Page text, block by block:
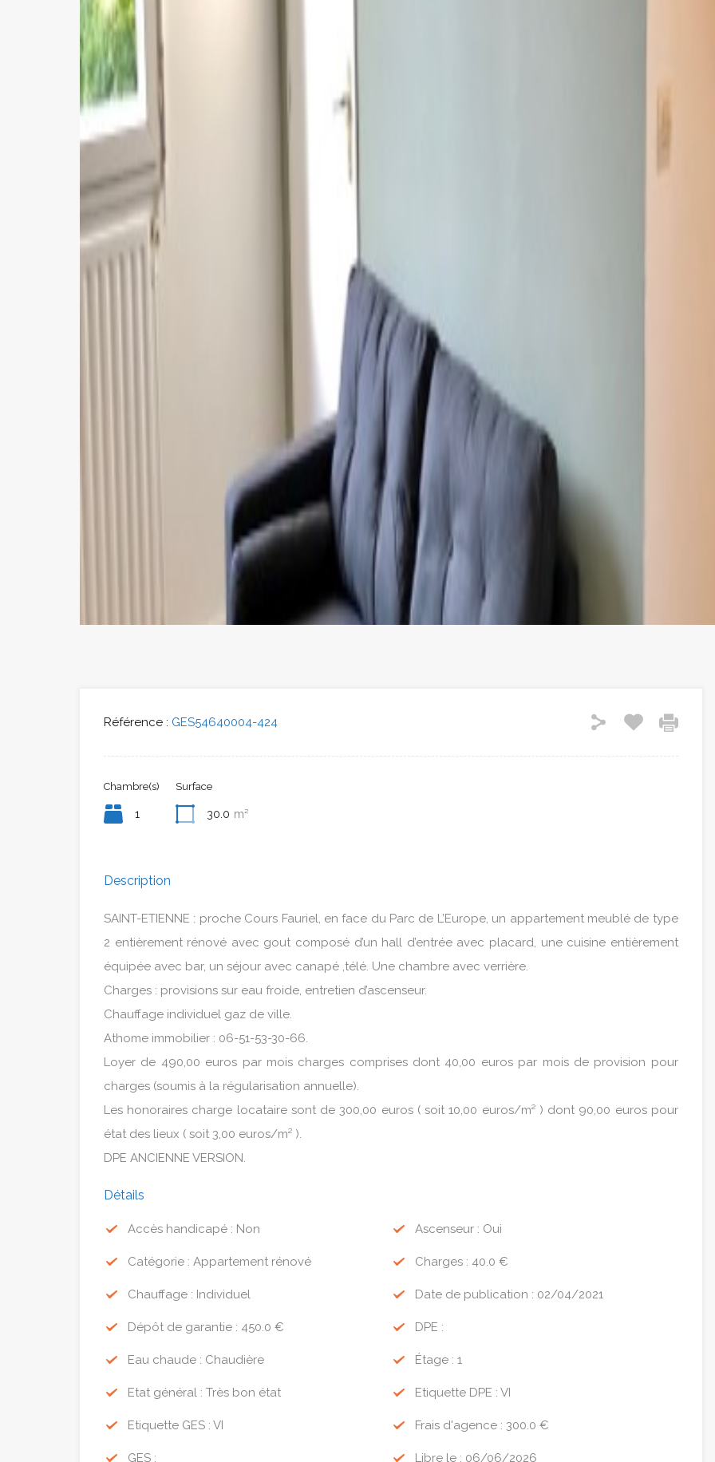
Référence : GES54640004-424
Chambre(s)
1
Surface
30.0 m²
Description
SAINT-ETIENNE : proche Cours Fauriel, en face du Parc de L’Europe, un appartement meublé de type
2 entièrement rénové avec gout composé d’un hall d’entrée avec placard, une cuisine entièrement
équipée avec bar, un séjour avec canapé ,télé. Une chambre avec verrière.
Charges : provisions sur eau froide, entretien d’ascenseur.
Chauffage individuel gaz de ville.
Athome immobilier : 06-51-53-30-66.
Loyer de 490,00 euros par mois charges comprises dont 40,00 euros par mois de provision pour
charges (soumis à la régularisation annuelle).
Les honoraires charge locataire sont de 300,00 euros ( soit 10,00 euros/m² ) dont 90,00 euros pour
état des lieux ( soit 3,00 euros/m² ).
DPE ANCIENNE VERSION.
Détails
Accès handicapé : Non Ascenseur : Oui
Catégorie : Appartement rénové Charges : 40.0 €
Chauffage : Individuel Date de publication : 02/04/2021
Dépôt de garantie : 450.0 € DPE :
Eau chaude : Chaudière Étage : 1
Etat général : Très bon état Etiquette DPE : VI
Etiquette GES : VI Frais d'agence : 300.0 €
GES : Libre le : 06/06/2026